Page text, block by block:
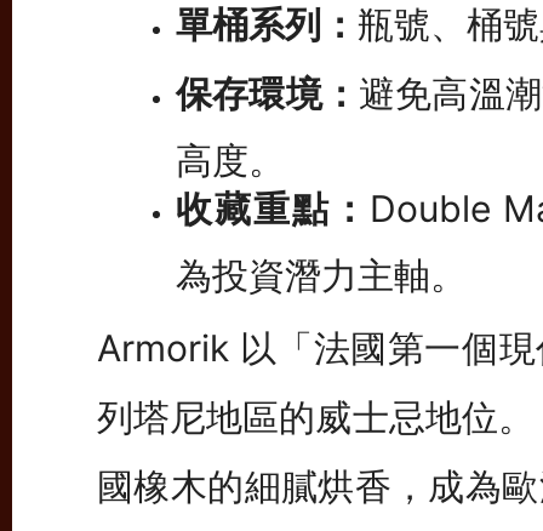
單桶系列： 瓶號、桶
保存環境： 避免高溫
高度。
收藏重點： Double
為投資潛力主軸。
Armorik 以「法國第一個
列塔尼地區的威士忌地位
國橡木的細膩烘香，成為